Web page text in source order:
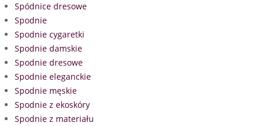
Spódnice dresowe
Spodnie
Spodnie cygaretki
Spodnie damskie
Spodnie dresowe
Spodnie eleganckie
Spodnie męskie
Spodnie z ekoskóry
Spodnie z materiału